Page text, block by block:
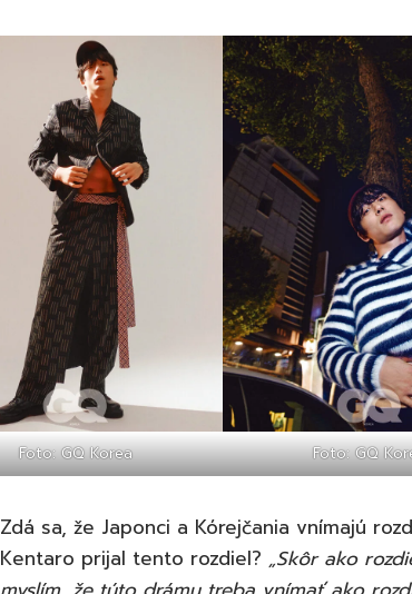
Foto: GQ Korea Foto: GQ
Zdá sa, že Japonci a Kórejčania vnímajú
Kentaro prijal tento rozdiel? „Skôr ako